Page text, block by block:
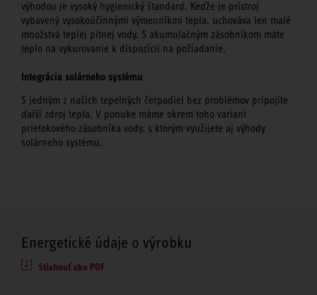
výhodou je vysoký hygienický štandard. Keďže je prístroj
vybavený vysokoúčinnými výmenníkmi tepla, uchováva len malé
množstvá teplej pitnej vody. S akumulačným zásobníkom máte
teplo na vykurovanie k dispozícii na požiadanie.
Integrácia solárneho systému
S jedným z našich tepelných čerpadiel bez problémov pripojíte
ďalší zdroj tepla. V ponuke máme okrem toho variant
prietokového zásobníka vody, s ktorým využijete aj výhody
solárneho systému.
Energetické údaje o výrobku
Stiahnuť ako PDF